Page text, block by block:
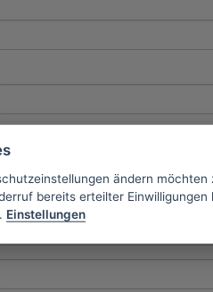
ändern möchten
bereits erteilter Einwilligungen
Einstellungen